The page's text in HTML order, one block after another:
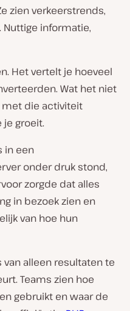
zien verkeerstrends,
informatie,
Het vertelt je hoeveel
Wat het niet
met die activiteit
groeit.
in een
onder druk stond,
zorgde dat alles
in bezoek zien en
van hoe hun
alleen resultaten te
Teams zien hoe
gebruikt en waar de